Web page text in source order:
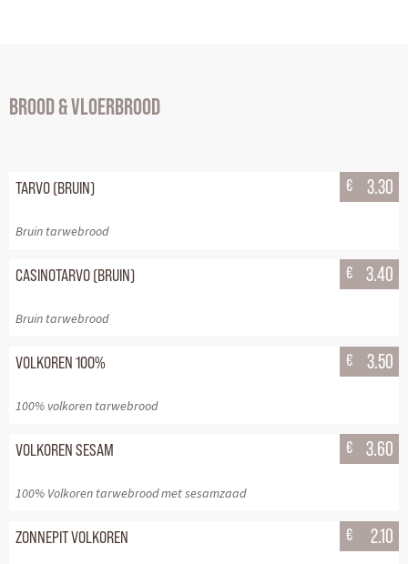
BROOD & VLOERBROOD
TARVO (BRUIN)
Bruin tarwebrood
€ 3.30
CASINOTARVO (BRUIN)
Bruin tarwebrood
€ 3.40
VOLKOREN 100%
100% volkoren tarwebrood
€ 3.50
VOLKOREN SESAM
100% Volkoren tarwebrood met sesamzaad
€ 3.60
ZONNEPIT VOLKOREN € 2.10